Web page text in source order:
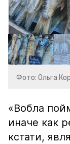
Фото: Ольга
«Вобла
иначе как
кстати,